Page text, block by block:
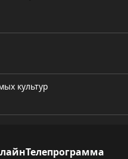
культур
Телепрограмма